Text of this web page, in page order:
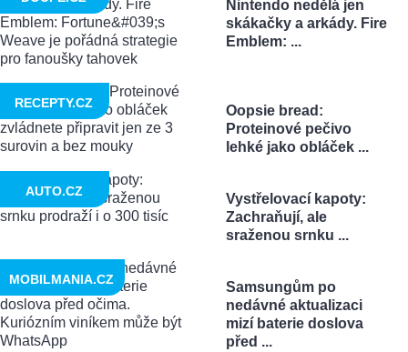
Nintendo nedělá jen
skákačky a arkády. Fire
Emblem: ...
Oopsie bread:
Proteinové pečivo
lehké jako obláček ...
RECEPTY.CZ
Vystřelovací kapoty:
Zachraňují, ale
sraženou srnku ...
AUTO.CZ
Samsungům po
nedávné aktualizaci
mizí baterie doslova
před ...
MOBILMANIA.CZ